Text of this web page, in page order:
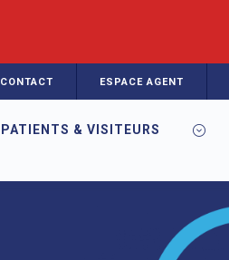
CONTACT ESPACE AGENT
PATIENTS & VISITEURS